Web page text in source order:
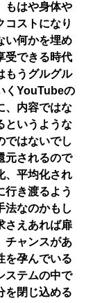
もはや身体や
コストになり
い何かを埋め
受できる時代
もうグルグル
くYouTubeの
、内容ではな
というような
ではないでし
元されるので
、平均化され
行き渡るよう
法なのかもし
さえあれば扉
チャンスがあ
を孕んでいる
ステムの中で
を閉じ込める